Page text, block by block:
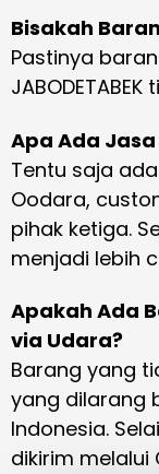
Bisakah
Pastinya
Apa Ada
Tentu saja
Oodara,
pihak ketiga.
menjadi lebih
Apakah Ada
via Udara?
Barang yang
yang dilarang
Indonesia.
dikirim melalui